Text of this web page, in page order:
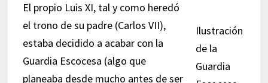
Ilustración
de la
Guardia
El propio Luis XI, tal y como heredó
el trono de su padre (Carlos VII),
estaba decidido a acabar con la
Guardia Escocesa (algo que
planeaba desde mucho antes de ser